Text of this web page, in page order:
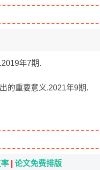
年7期.
的重要意义.2021年9期.
论文免费排版